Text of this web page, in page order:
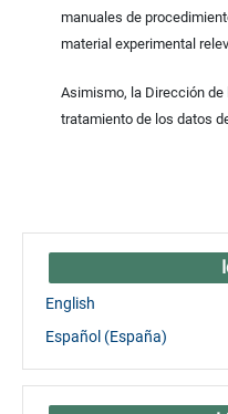
manuales de
material experimental
Asimismo, la Dirección
tratamiento de los datos
English
Español (España)